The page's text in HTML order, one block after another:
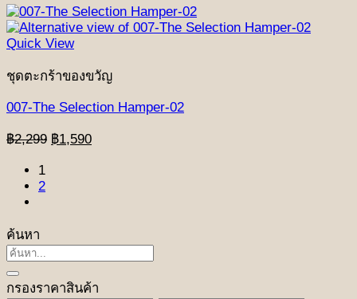
฿999.฿990.
Quick View
ชุดตะกร้าของขวัญ
007-The Selection Hamper-02
฿2,299 Original
฿1,590Current
1
2
ค้นหา
ค้นหา:
กรองราคาสินค้า